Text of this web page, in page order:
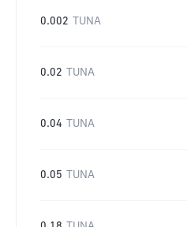
0.002 TUNA
0.02 TUNA
0.04 TUNA
0.05 TUNA